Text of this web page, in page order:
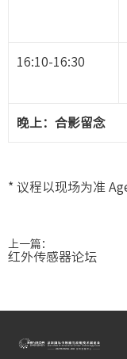
16:10-16:30
晚上：合影留念
* 议程以现场为准
上一篇：
红外传感器论坛